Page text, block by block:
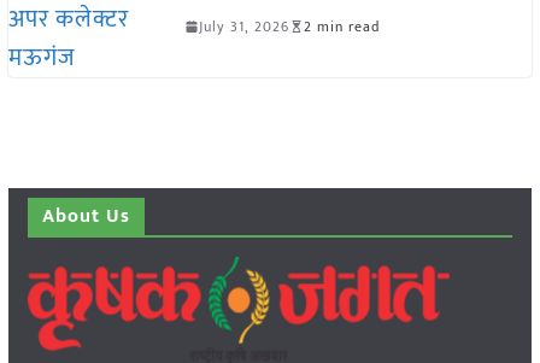
July 31, 2026 2 min read
About Us